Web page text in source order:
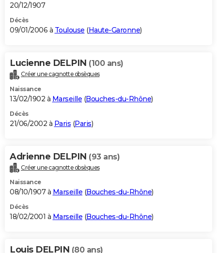
20/12/1907
Décès
09/01/2006 à Toulouse (Haute-Garonne)
Lucienne DELPIN (100 ans)
Créer une cagnotte obsèques
Naissance
13/02/1902 à Marseille (Bouches-du-Rhône)
Décès
21/06/2002 à Paris (Paris)
Adrienne DELPIN (93 ans)
Créer une cagnotte obsèques
Naissance
08/10/1907 à Marseille (Bouches-du-Rhône)
Décès
18/02/2001 à Marseille (Bouches-du-Rhône)
Louis DELPIN (80 ans)